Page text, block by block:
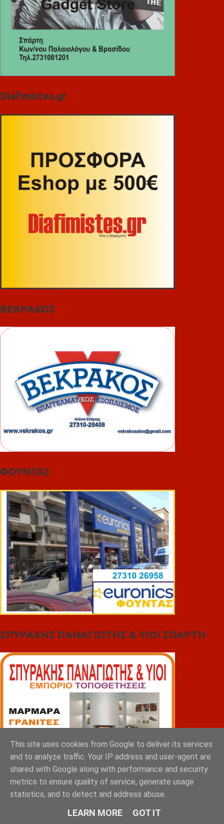
Diafimistes.gr
ΒΕΚΡΑΚΟΣ
ΦΟΥΝΤΑΣ
ΣΠΥΡΑΚΗΣ ΠΑΝΑΓΙΩΤΗΣ & YIOI ΣΠΑΡΤΗ
This site uses cookies from Google to deliver its services
and to analyze traffic. Your IP address and user-agent are
shared with Google along with performance and security
metrics to ensure quality of service, generate usage
statistics, and to detect and address abuse.
LEARN MORE GOT IT